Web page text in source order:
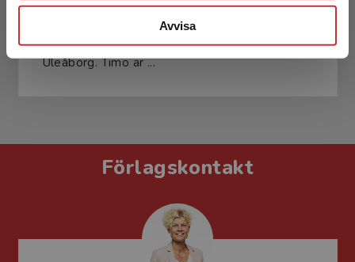
Avvisa
Timo Tapiainen är lektor i matematiska ämnen,
utbildare och läromedelsförfattare. Han
arbetar på Pohjankartanon högstadieskola i
Uleåborg. Timo är ...
Förlagskontakt